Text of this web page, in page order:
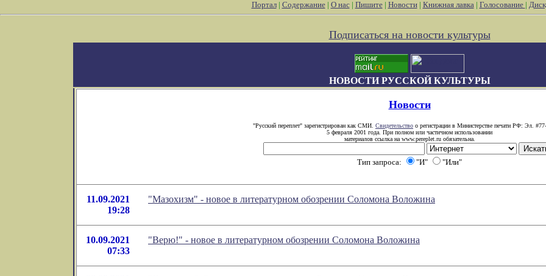
Портал| Содержание| О нас| Пишите| Новости| Книжная лавка| Голосование |
Подписаться на новости культуры
НОВОСТИ РУССКОЙ КУЛЬТУРЫ
Новости
"Русский переплет" зарегистрирован как СМИ. Свидетельство о регистрации в Министерстве печати РФ: Эл.
5 февраля 2001 года. При полном или частичном использовании
материалов ссылка на www.pereplet.ru обязательна.
Тип запроса: "И" "Или"
11.09.2021
19:28
"Мазохизм" - новое в литературном обозрении Соломона Воложина
10.09.2021
07:33
"Верю!" - новое в литературном обозрении Соломона Воложина